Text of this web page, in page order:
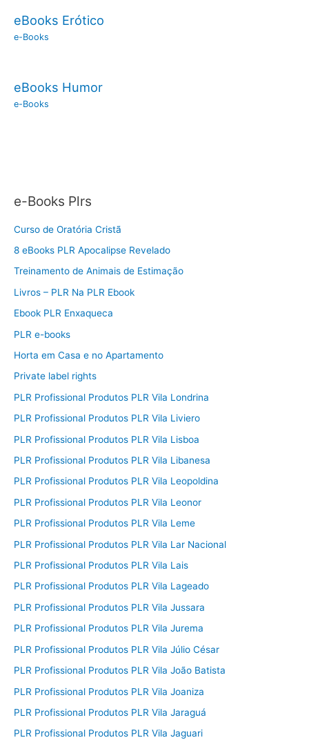
eBooks Erótico
e-Books
eBooks Humor
e-Books
e-Books Plrs
Curso de Oratória Cristã
8 eBooks PLR Apocalipse Revelado
Treinamento de Animais de Estimação
Livros – PLR Na PLR Ebook
Ebook PLR Enxaqueca
PLR e-books
Horta em Casa e no Apartamento
Private label rights
PLR Profissional Produtos PLR Vila Londrina
PLR Profissional Produtos PLR Vila Liviero
PLR Profissional Produtos PLR Vila Lisboa
PLR Profissional Produtos PLR Vila Libanesa
PLR Profissional Produtos PLR Vila Leopoldina
PLR Profissional Produtos PLR Vila Leonor
PLR Profissional Produtos PLR Vila Leme
PLR Profissional Produtos PLR Vila Lar Nacional
PLR Profissional Produtos PLR Vila Lais
PLR Profissional Produtos PLR Vila Lageado
PLR Profissional Produtos PLR Vila Jussara
PLR Profissional Produtos PLR Vila Jurema
PLR Profissional Produtos PLR Vila Júlio César
PLR Profissional Produtos PLR Vila João Batista
PLR Profissional Produtos PLR Vila Joaniza
PLR Profissional Produtos PLR Vila Jaraguá
PLR Profissional Produtos PLR Vila Jaguari